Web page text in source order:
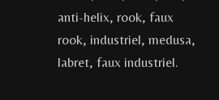
anti-helix, rook, faux
rook, industriel, medusa,
labret, faux industriel.